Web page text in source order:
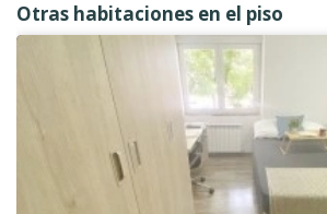
Otras habitaciones en el piso